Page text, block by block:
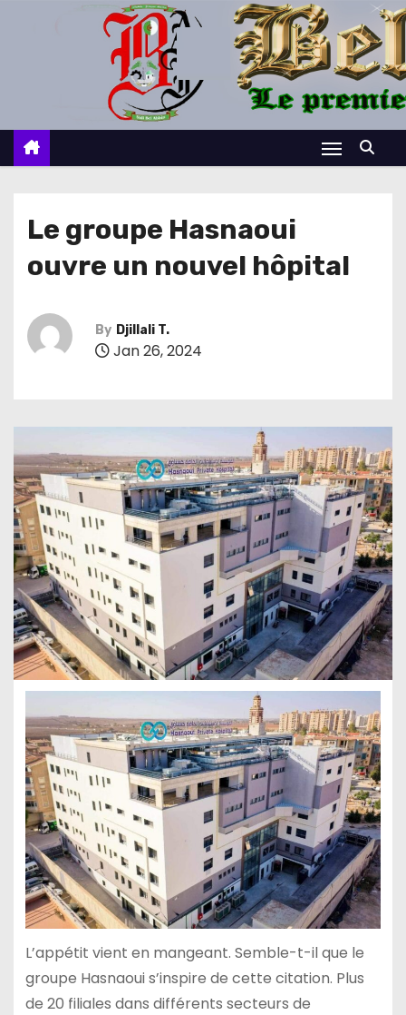
c
Le groupe Hasnaoui
ouvre un nouvel hôpital
By Djillali T.
Jan 26, 2024
L’appétit vient en mangeant. Semble-t-il que le
groupe Hasnaoui s’inspire de cette citation. Plus
de 20 filiales dans différents secteurs de